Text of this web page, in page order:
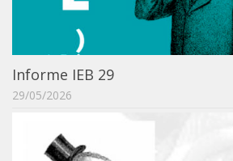
Informe IEB 29
29/05/2026